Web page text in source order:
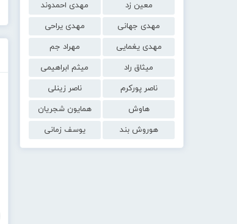
معین زد
مهدی احمدوند
مهدی جهانی
مهدی یراحی
مهدی یغمایی
مهراد جم
میثاق راد
میثم ابراهیمی
ناصر پورکرم
ناصر زینلی
هاوش
همایون شجریان
هوروش بند
یوسف زمانی